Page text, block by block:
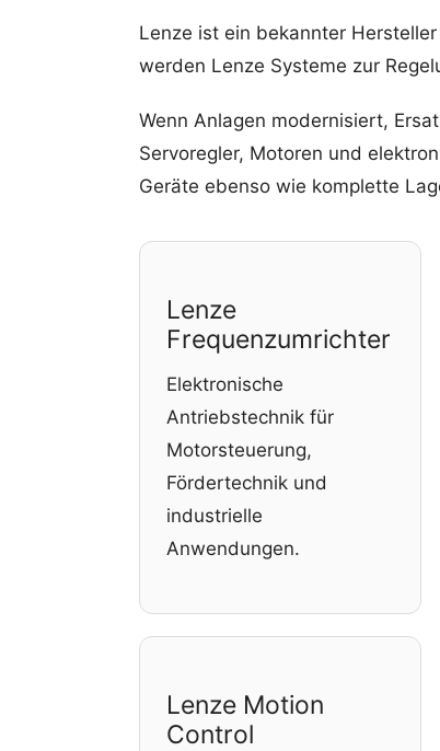
Lenze ist ein bekannter
werden Lenze Systeme zur
Wenn Anlagen modernisiert,
Servoregler, Motoren und
Geräte ebenso wie komplette
Lenze
Frequenzumrichter
Elektronische
Antriebstechnik für
Motorsteuerung,
Fördertechnik und
industrielle
Anwendungen.
Lenze Motion
Control